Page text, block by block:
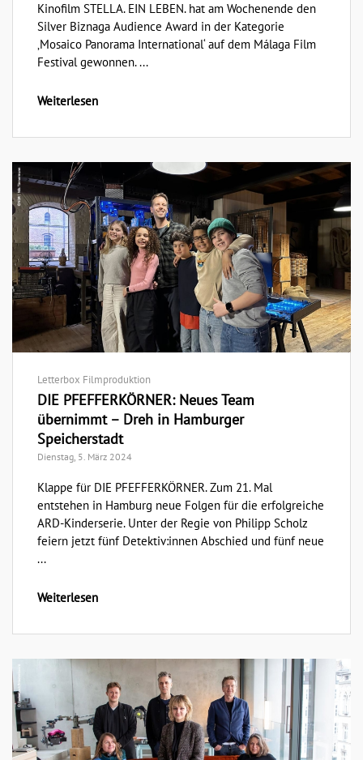
Kinofilm STELLA. EIN LEBEN. hat am Wochenende den
Silver Biznaga Audience Award in der Kategorie
‚Mosaico Panorama International‘ auf dem Málaga Film
Festival gewonnen. ...
Weiterlesen
Letterbox Filmproduktion
DIE PFEFFERKÖRNER: Neues Team
übernimmt – Dreh in Hamburger
Speicherstadt
Dienstag, 5. März 2024
Klappe für DIE PFEFFERKÖRNER. Zum 21. Mal
entstehen in Hamburg neue Folgen für die erfolgreiche
ARD-Kinderserie. Unter der Regie von Philipp Scholz
feiern jetzt fünf Detektiv:innen Abschied und fünf neue
...
Weiterlesen